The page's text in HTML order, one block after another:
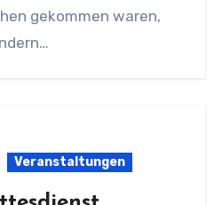
gekommen waren,
Veranstaltungen